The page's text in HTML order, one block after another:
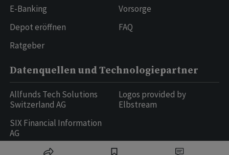
E-Banking
Depot eröffnen
Ratgeber
Vorsorge
FAQ
Datenquellen und Technologiepartner
Allfunds Tech Solutions
Switzerland AG
SIX Financial Information
AG
Logos provided by
Elbstream